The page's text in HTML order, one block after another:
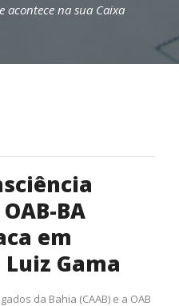
na sua Caixa
BA
em
Gama
da Bahia (CAAB) e a OAB